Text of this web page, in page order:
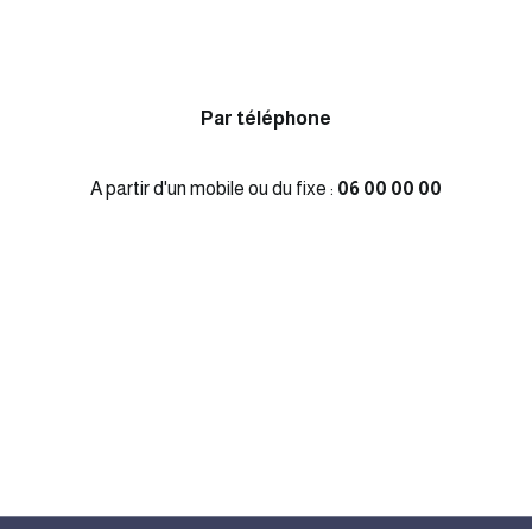
Par téléphone
A partir d'un mobile ou du fixe : 06 00 00 00